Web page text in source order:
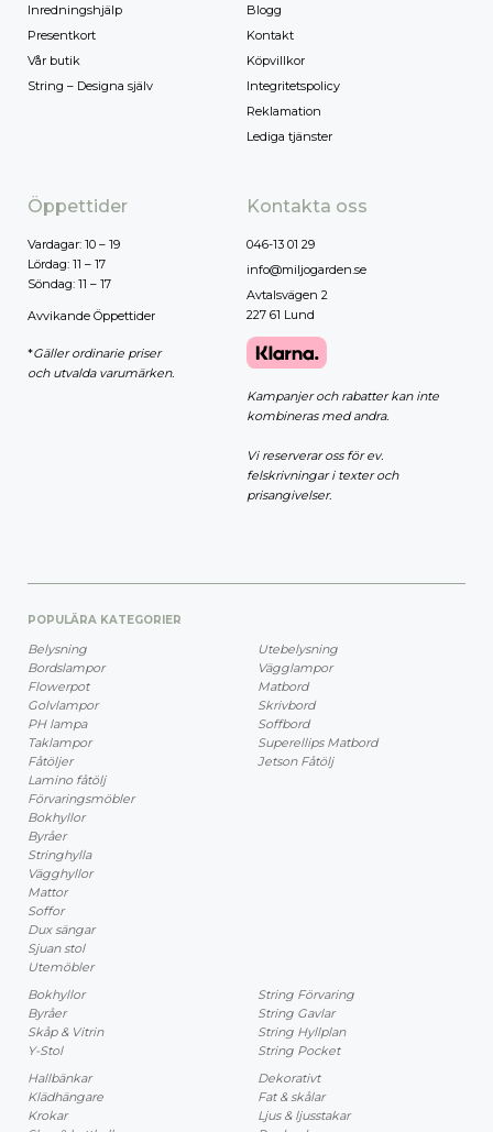
Inredningshjälp
Presentkort
Vår butik
String – Designa själv
Blogg
Kontakt
Köpvillkor
Integritetspolicy
Reklamation
Lediga tjänster
Öppettider
Vardagar: 10 – 19
Lördag: 11 – 17
Söndag: 11 – 17
Avvikande Öppettider
*Gäller ordinarie priser
och utvalda varumärken.
Kontakta oss
046-13 01 29
info@miljogarden.se
Avtalsvägen 2
227 61 Lund
Kampanjer och rabatter kan inte
kombineras med andra.
Vi reserverar oss för ev.
felskrivningar i texter och
prisangivelser.
POPULÄRA KATEGORIER
Belysning
Bordslampor
Flowerpot
Golvlampor
PH lampa
Taklampor
Fåtöljer
Lamino fåtölj
Förvaringsmöbler
Bokhyllor
Byråer
Stringhylla
Vägghyllor
Mattor
Soffor
Dux sängar
Sjuan stol
Utemöbler
Utebelysning
Vägglampor
Matbord
Skrivbord
Soffbord
Superellips Matbord
Jetson Fåtölj
Bokhyllor
Byråer
Skåp & Vitrin
Y-Stol
String Förvaring
String Gavlar
String Hyllplan
String Pocket
Hallbänkar
Klädhängare
Krokar
Dekorativt
Fat & skålar
Ljus & ljusstakar